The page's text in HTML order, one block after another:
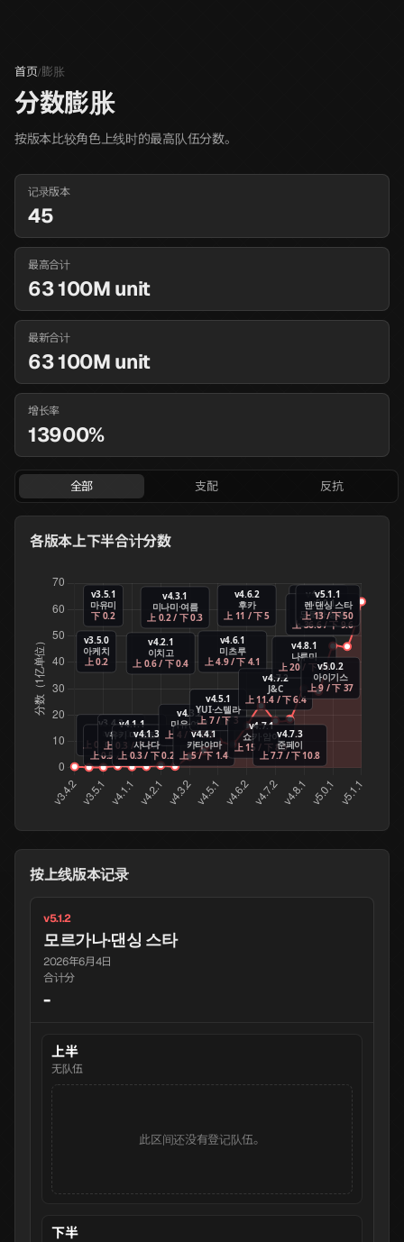
首页/膨胀
分数膨胀
按版本比较角色上线时的最高队伍分数。
记录版本
45
最高合计
63 100M unit
最新合计
63 100M unit
增长率
13900%
全部 支配 反抗
各版本上下半合计分数
按上线版本记录
v5.1.2
모르가나·댄싱 스타
2026年6月4日
合计分
-
上半
无队伍
此区间还没有登记队伍。
下半